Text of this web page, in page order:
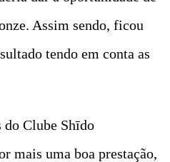
Assim sendo, ficou
tendo em conta as
do Clube Shīdo
mais uma boa prestação,